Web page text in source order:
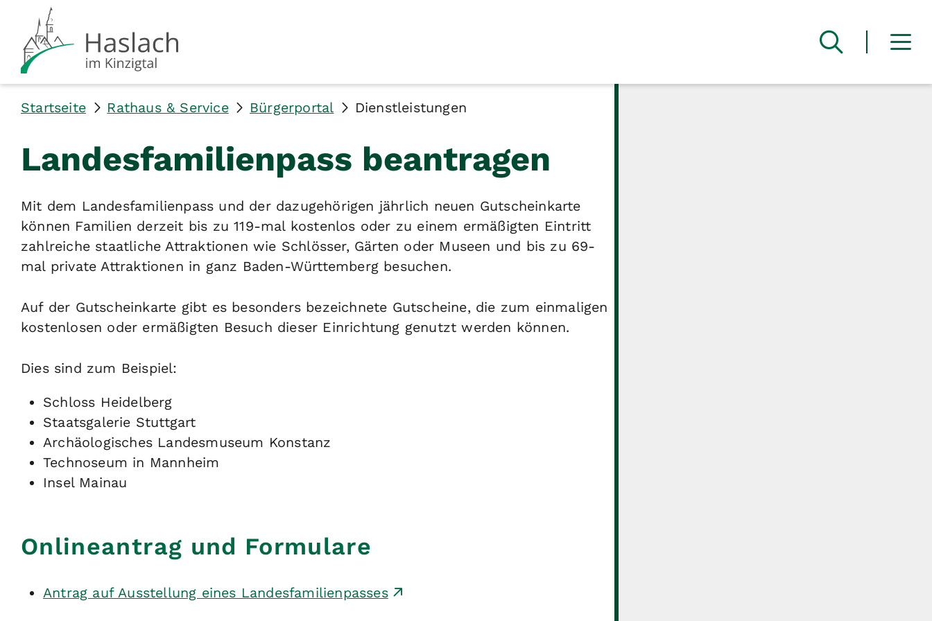
Startseite Rathaus & Service Bürgerportal Dienstleistungen
Landesfamilienpass beantragen
Mit dem Landesfamilienpass und der dazugehörigen jährlich neuen Gutscheinkarte
können Familien derzeit bis zu 119-mal kostenlos oder zu einem ermäßigten Eintritt
zahlreiche staatliche Attraktionen wie Schlösser, Gärten oder Museen und bis zu 69-
mal private Attraktionen in ganz Baden-Württemberg besuchen.
Auf der Gutscheinkarte gibt es besonders bezeichnete Gutscheine, die zum einmaligen
kostenlosen oder ermäßigten Besuch dieser Einrichtung genutzt werden können.
Dies sind zum Beispiel:
Schloss Heidelberg
Staatsgalerie Stuttgart
Archäologisches Landesmuseum Konstanz
Technoseum in Mannheim
Insel Mainau
Onlineantrag und Formulare
Antrag auf Ausstellung eines Landesfamilienpasses